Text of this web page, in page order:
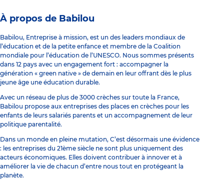
À propos de Babilou
Babilou, Entreprise à mission, est un des leaders mondiaux de
l’éducation et de la petite enfance et membre de la Coalition
mondiale pour l’éducation de l’UNESCO. Nous sommes présents
dans 12 pays avec un engagement fort : accompagner la
génération « green native » de demain en leur offrant dès le plus
jeune âge une éducation durable.
Avec un réseau de plus de 3000 crèches sur toute la France,
Babilou propose aux entreprises des places en crèches pour les
enfants de leurs salariés parents et un accompagnement de leur
politique parentalité.
Dans un monde en pleine mutation, C’est désormais une évidence
: les entreprises du 21ème siècle ne sont plus uniquement des
acteurs économiques. Elles doivent contribuer à innover et à
améliorer la vie de chacun d’entre nous tout en protégeant la
planète.